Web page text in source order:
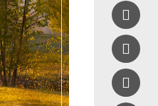


